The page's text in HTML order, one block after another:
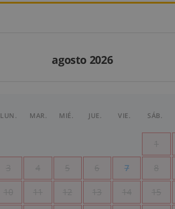
agosto 2026
LUN. MAR. MIÉ. JUE. VIE. SÁB.
1
3 4 5 6 7 8
10 11 12 13 14 15